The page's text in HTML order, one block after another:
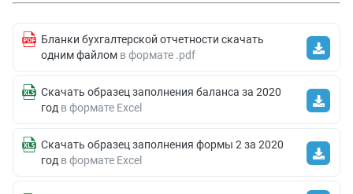
Бланки бухгалтерской отчетности скачать
одним файлом в формате .pdf
Скачать образец заполнения баланса за 2020
год в формате Excel
Скачать образец заполнения формы 2 за 2020
год в формате Excel